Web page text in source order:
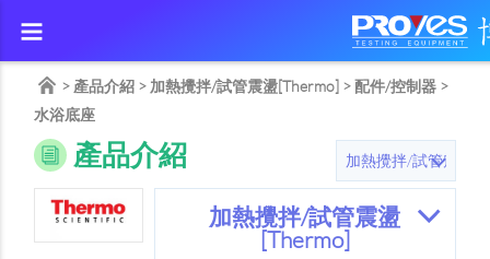
> 產品介紹 > 加熱攪拌/試管震盪[Thermo] >配件/控制器 >
水浴底座
產品介紹
加熱攪拌/試管震盪
[Thermo]